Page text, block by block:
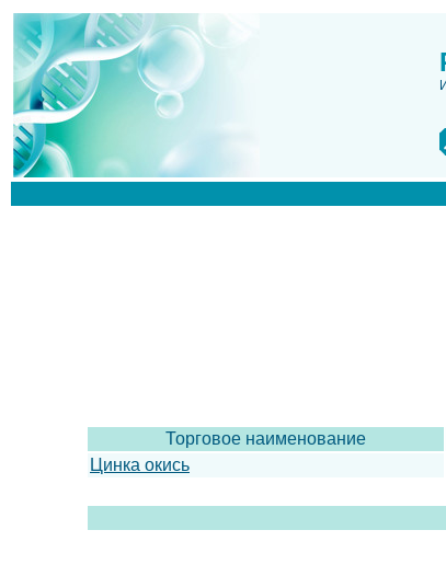
Торговое наименование
Цинка окись